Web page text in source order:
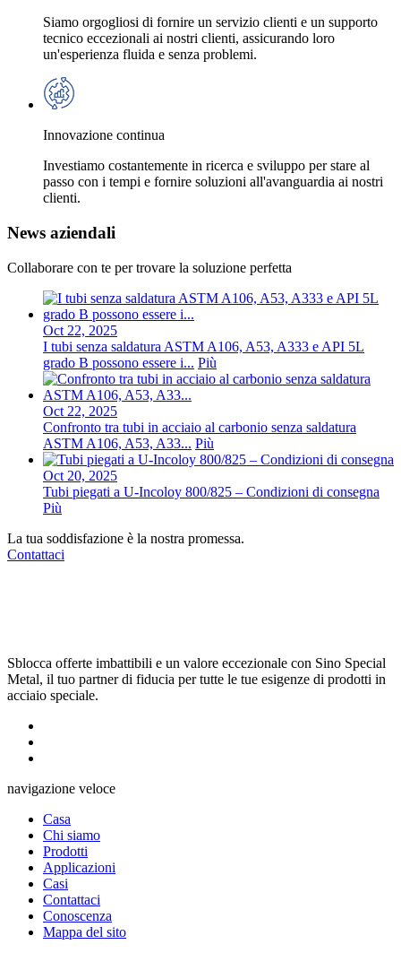
Siamo orgogliosi di fornire un servizio clienti e un supporto
tecnico eccezionali ai nostri clienti, assicurando loro
un'esperienza fluida e senza problemi.
Innovazione continua
Investiamo costantemente in ricerca e sviluppo per stare al
passo con i tempi e fornire soluzioni all'avanguardia ai nostri
clienti.
News aziendali
Collaborare con te per trovare la soluzione perfetta
Oct 22, 2025
I tubi senza saldatura ASTM A106, A53, A333 e API 5L
grado B possono essere i... Più
Oct 22, 2025
Confronto tra tubi in acciaio al carbonio senza saldatura
ASTM A106, A53, A33... Più
Oct 20, 2025
Tubi piegati a U-Incoloy 800/825 – Condizioni di consegna
Più
La tua soddisfazione è la nostra promessa.
Contattaci
Sblocca offerte imbattibili e un valore eccezionale con Sino Special
Metal, il tuo partner di fiducia per tutte le tue esigenze di prodotti in
acciaio speciale.
navigazione veloce
Casa
Chi siamo
Prodotti
Applicazioni
Casi
Contattaci
Conoscenza
Mappa del sito